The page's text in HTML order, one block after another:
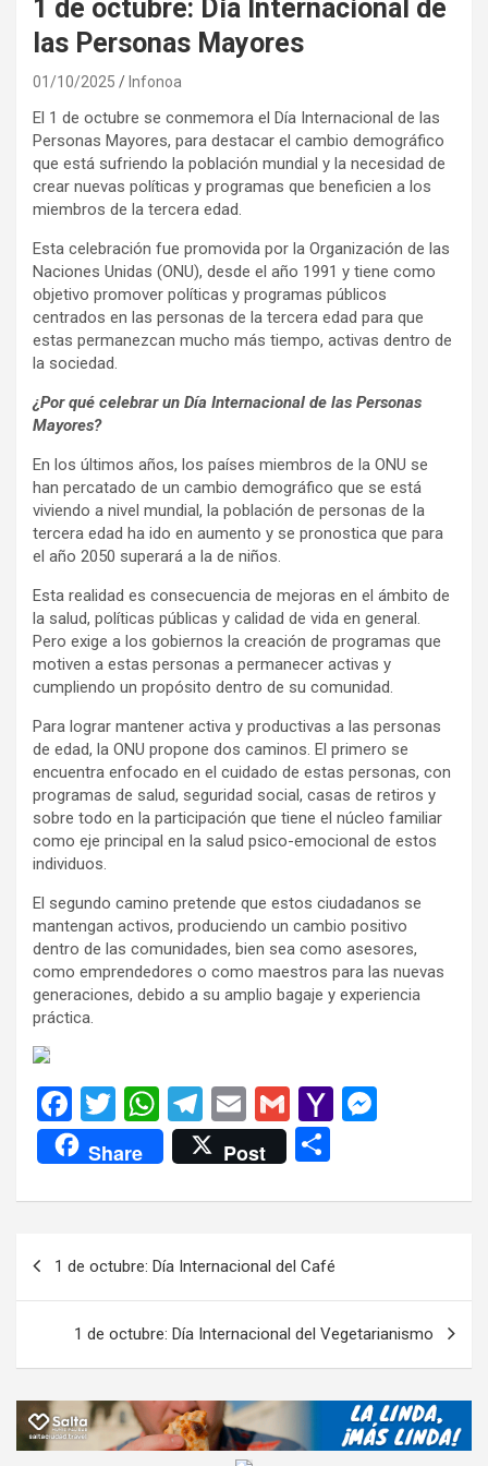
1 de octubre: Día Internacional de
las Personas Mayores
01/10/2025 Infonoa
El 1 de octubre se conmemora el Día Internacional de las
Personas Mayores, para destacar el cambio demográfico
que está sufriendo la población mundial y la necesidad de
crear nuevas políticas y programas que beneficien a los
miembros de la tercera edad.
Esta celebración fue promovida por la Organización de las
Naciones Unidas (ONU), desde el año 1991 y tiene como
objetivo promover políticas y programas públicos
centrados en las personas de la tercera edad para que
estas permanezcan mucho más tiempo, activas dentro de
la sociedad.
¿Por qué celebrar un Día Internacional de las Personas
Mayores?
En los últimos años, los países miembros de la ONU se
han percatado de un cambio demográfico que se está
viviendo a nivel mundial, la población de personas de la
tercera edad ha ido en aumento y se pronostica que para
el año 2050 superará a la de niños.
Esta realidad es consecuencia de mejoras en el ámbito de
la salud, políticas públicas y calidad de vida en general.
Pero exige a los gobiernos la creación de programas que
motiven a estas personas a permanecer activas y
cumpliendo un propósito dentro de su comunidad.
Para lograr mantener activa y productivas a las personas
de edad, la ONU propone dos caminos. El primero se
encuentra enfocado en el cuidado de estas personas, con
programas de salud, seguridad social, casas de retiros y
sobre todo en la participación que tiene el núcleo familiar
como eje principal en la salud psico-emocional de estos
individuos.
El segundo camino pretende que estos ciudadanos se
mantengan activos, produciendo un cambio positivo
dentro de las comunidades, bien sea como asesores,
como emprendedores o como maestros para las nuevas
generaciones, debido a su amplio bagaje y experiencia
práctica.
F
a
ce
b
o
k
T
wi
tt
er
W
h
at
s
p
p
T
el
e
gr
m
E
m
ail
G
m
ail
Y
o
M
ail
n
Share Post
m
p
ar
tir
entradas
1 de octubre: Día Internacional del Café
1 de octubre: Día Internacional del Vegetarianismo